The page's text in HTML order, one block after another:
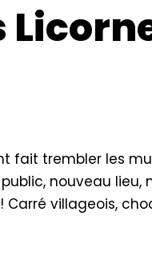
fait trembler les
nouveau lieu,
villageois,